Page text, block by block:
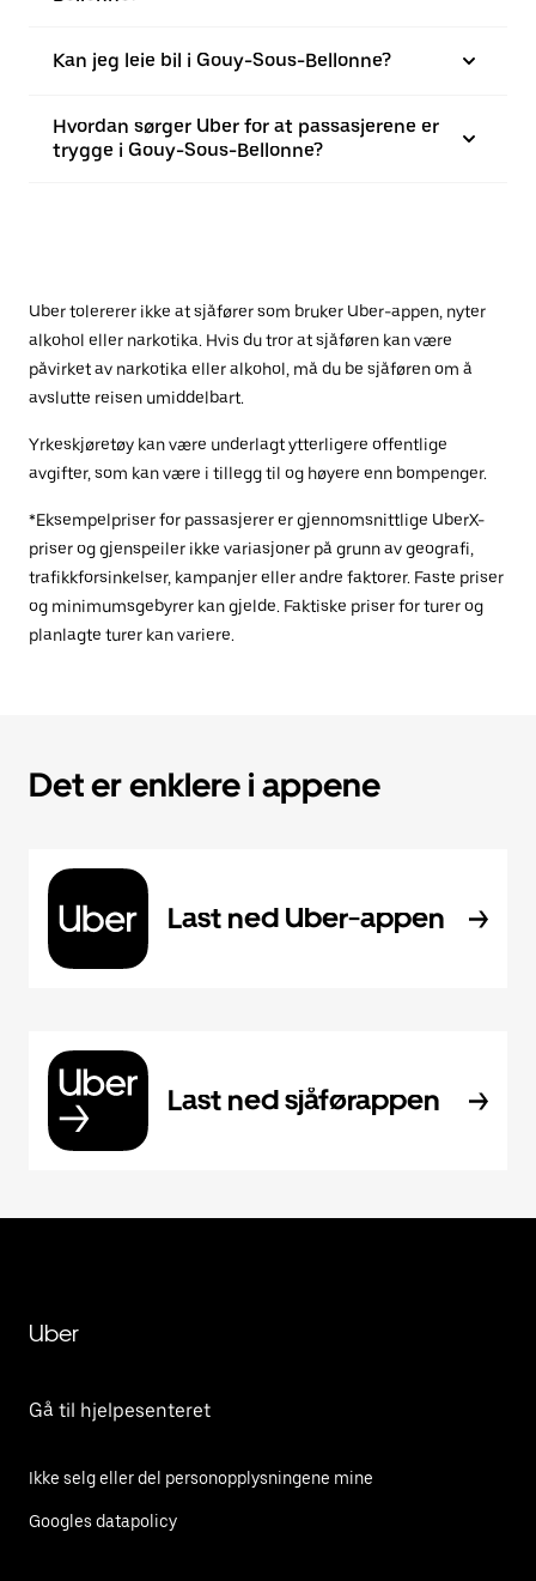
Kan jeg leie bil i Gouy-Sous-Bellonne?
Hvordan sørger Uber for at passasjerene er
trygge i Gouy-Sous-Bellonne?
Uber tolererer ikke at sjåfører som bruker Uber-appen, nyter
alkohol eller narkotika. Hvis du tror at sjåføren kan være
påvirket av narkotika eller alkohol, må du be sjåføren om å
avslutte reisen umiddelbart.
Yrkeskjøretøy kan være underlagt ytterligere offentlige
avgifter, som kan være i tillegg til og høyere enn bompenger.
*Eksempelpriser for passasjerer er gjennomsnittlige UberX-
priser og gjenspeiler ikke variasjoner på grunn av geografi,
trafikkforsinkelser, kampanjer eller andre faktorer. Faste priser
og minimumsgebyrer kan gjelde. Faktiske priser for turer og
planlagte turer kan variere.
Det er enklere i appene
Last ned Uber-appen
Last ned sjåførappen
Uber
Gå til hjelpesenteret
Ikke selg eller del personopplysningene mine
Googles datapolicy